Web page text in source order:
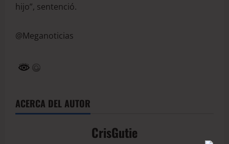
hijo”, sentenció.
@Meganoticias
ACERCA DEL AUTOR
CrisGutie